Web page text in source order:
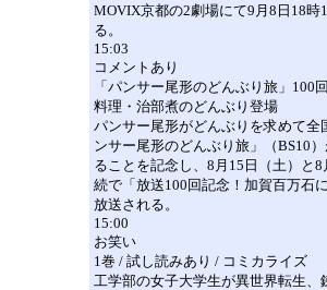
MOVIX京都の2劇場にて9月8日18時
る。
15:03
コメントあり
「パンサー尾形のどんぶり旅」100
料理・治部煮のどんぶり登場
パンサー尾形がどんぶりを求めて全
ンサー尾形のどんぶり旅」（BS10
ることを記念し、8月15日（土）と
続で「放送100回記念！加賀百万石
放送される。
15:00
お笑い
1巻 / 試し読みあり / コミカライズ
工学部の女子大学生が異世界転生、